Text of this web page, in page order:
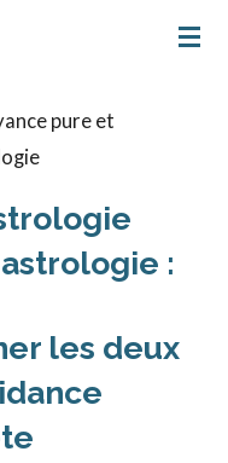
pure et
:
les deux